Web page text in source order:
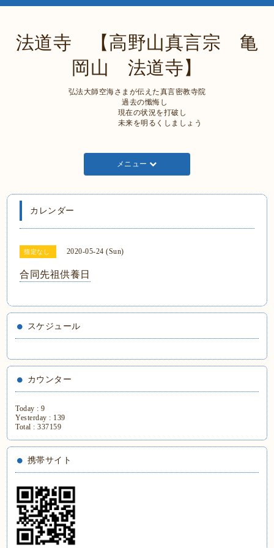
法道寺 【高野山真言宗 亀
岡山 法道寺】
弘法大師空海さまが伝えた真言密教寺院
過去の懺悔し
現在の状況を打破し
未来を明るくしましょう
メニュー
カレンダー
指定なし 2020-05-24 (Sun)
合同先祖供養日
スケジュール
カウンター
Today :9
Yesterday : 139
Total :337159
携帯サイト